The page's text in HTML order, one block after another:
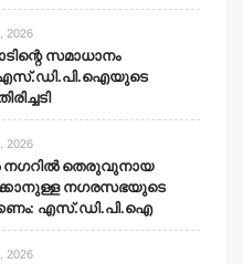
2026
സമാധാനം
എസ്.ഡി.പി.ഐയുടെ
2026
നഗറില്‍ തെരുവുനായ
നഗരസഭയുടെ
എസ്.ഡി.പി.ഐ
2026